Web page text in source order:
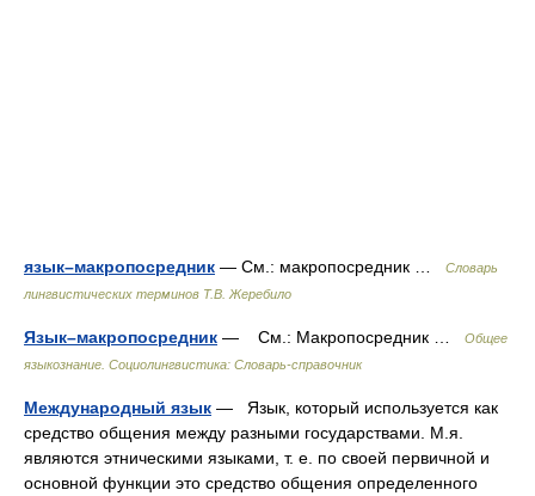
язык–макропосредник — См.: макропосредник …
Словарь
лингвистических терминов Т.В. Жеребило
Язык–макропосредник — См.: Макропосредник …
Общее
языкознание. Социолингвистика: Словарь-справочник
Международный язык — Язык, который используется как
средство общения между разными государствами. М.я.
являются этническими языками, т. е. по своей первичной и
основной функции это средство общения определенного